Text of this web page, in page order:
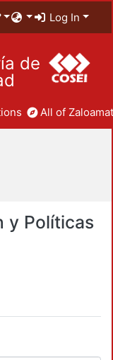
Log In
de
All of
y Políticas